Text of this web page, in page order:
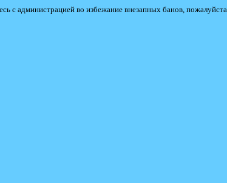
с администрацией во избежание внезапных банов, пожалуйста.